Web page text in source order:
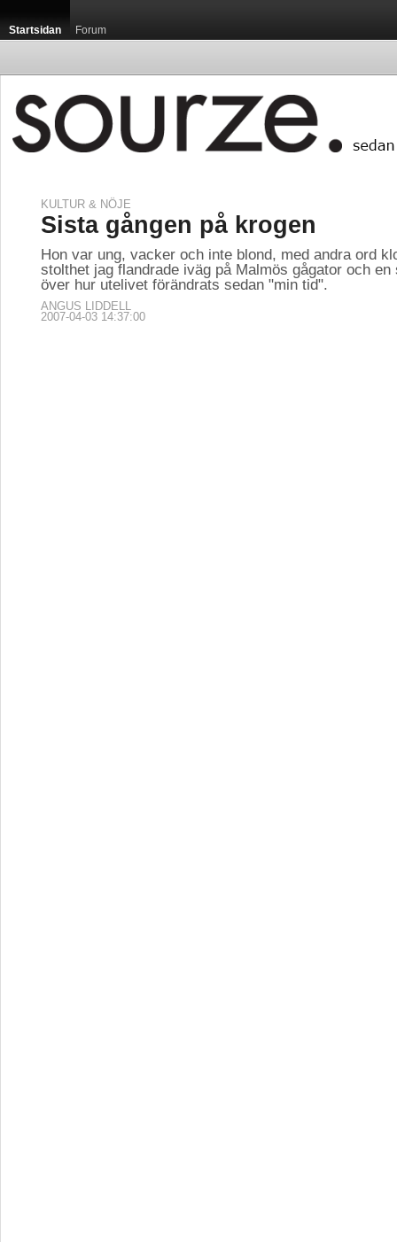
Startsidan Forum
KULTUR & NÖJE
Sista gången på krogen
Hon var ung, vacker och inte blond, med andra ord
stolthet jag flandrade iväg på Malmös gågator och en
över hur utelivet förändrats sedan "min tid".
ANGUS LIDDELL
2007-04-03 14:37:00